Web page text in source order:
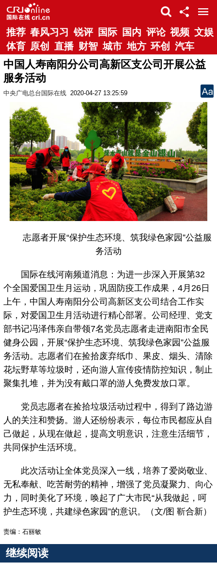
推荐 春风习习 锐评 国际 国内 评论 视频 文娱
体育 原创 直播 财智 城市 地方 环创 汽车
中国人寿南阳分公司高新区支公司开展公益
服务活动
中央广电总台国际在线 2020-04-27 13:25:59
志愿者开展“保护生态环境、筑我绿色家园”公益服
务活动
国际在线河南频道消息：为进一步深入开展第32
个全国爱国卫生月运动，巩固防疫工作成果，4月26日
上午，中国人寿南阳分公司高新区支公司结合工作实
际，对爱国卫生月活动进行精心部署。公司经理、党支
部书记冯泽伟亲自带领7名党员志愿者走进南阳市全民
健身公园，开展“保护生态环境、筑我绿色家园”公益服
务活动。志愿者们在捡拾废弃纸巾、果皮、烟头、清除
花坛野草等垃圾时，还向游人宣传疫情防控知识，制止
聚集扎堆，并为没有戴口罩的游人免费发放口罩。
党员志愿者在捡拾垃圾活动过程中，得到了路边游
人的关注和赞扬。游人还纷纷表示，每位市民都应从自
己做起，从现在做起，提高文明意识，注意生活细节，
共同保护生活环境。
此次活动让全体党员深入一线，培养了爱岗敬业、
无私奉献、吃苦耐劳的精神，增强了党员凝聚力、向心
力，同时美化了环境，唤起了广大市民“从我做起，呵
护生态环境，共建绿色家园”的意识。（文/图 靳合新）
责编：石丽敏
继续阅读